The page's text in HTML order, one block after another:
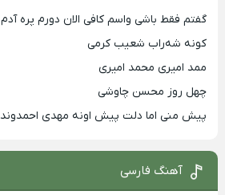
گفتم فقط باشی واسم کافی الان دورم پره آدم
کونه شه‌راب شعیب کرمی
ممد امیری محمد امیری
چهل روز محسن چاوشی
پیش منی اما دلت پیش اونه مهدی احمدوند
آهنگ فارسی